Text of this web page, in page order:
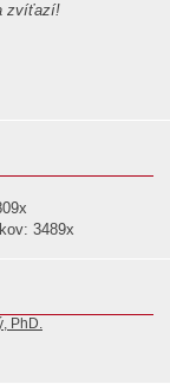
zvíťazí!
3489x
PhD.